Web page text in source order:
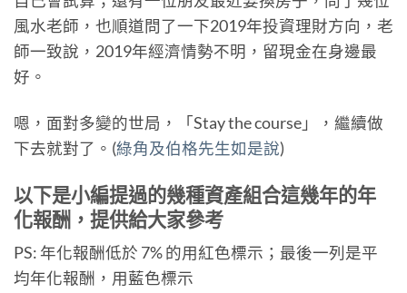
風水老師，也順道問了一下2019年投資理財方向，老
師一致說，2019年經濟情勢不明，留現金在身邊最
好。
嗯，面對多變的世局，「Stay the course」，繼續做
下去就對了。(綠角及伯格先生如是說)
以下是小編提過的幾種資產組合這幾年的年
化報酬，提供給大家參考
PS: 年化報酬低於 7% 的用紅色標示；最後一列是平
均年化報酬，用藍色標示